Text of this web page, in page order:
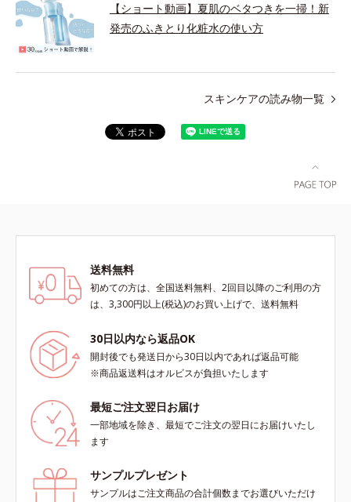
【ショート動画】夏肌のベタつきを一掃！新
発売のふきとり化粧水の使い方
スキンケアの読み物一覧
送料無料
初めての方は、全国送料無料、2回目以降のご利用の方
は、3,300円以上(税込)のお買い上げで、送料無料
30日以内なら返品OK
開封後でも発送日から30日以内であれば返品可能
※商品返送料はオルビスが負担いたします
最短ご注文翌日お届け
一部地域を除き、最短でご注文の翌日にお届けいたし
ます
サンプルプレゼント
サンプルはご注文商品の合計個数までお選びいただけ